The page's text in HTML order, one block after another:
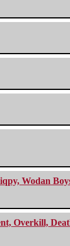
Wodan
Overkill,